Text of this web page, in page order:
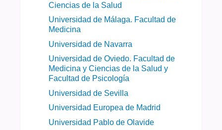
Ciencias de la Salud
Universidad de Málaga. Facultad de
Medicina
Universidad de Navarra
Universidad de Oviedo. Facultad de
Medicina y Ciencias de la Salud y
Facultad de Psicología
Universidad de Sevilla
Universidad Europea de Madrid
Universidad Pablo de Olavide